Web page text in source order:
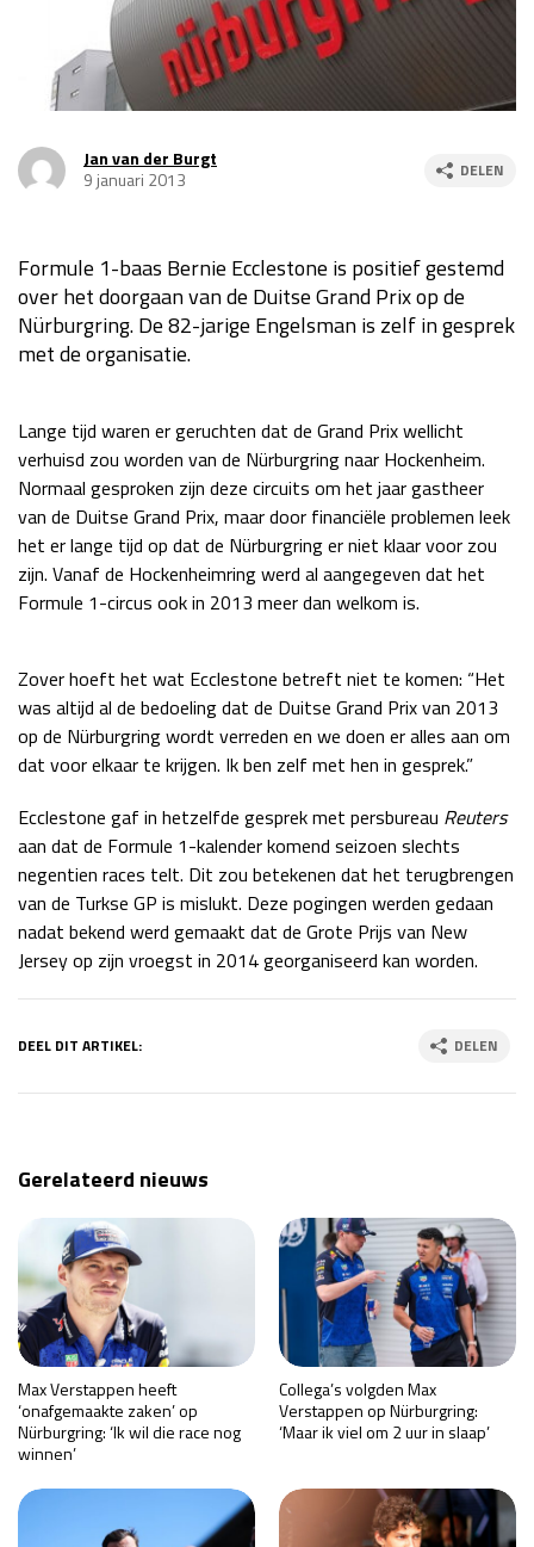
GP VERENIGDE STATEN 2026 23 - 25 okt
Race
zo 21:00 - 23:00
za 22:00 - 23:00
Race
zo 21:00 - 23:00
Kwalificatie
za 19:00 - 20:00
Race
LAS VEGAS GRAND PRIX 2026 20 - 22 nov
Kwalificatie
za 05:00 - 06:00
Kwalificatie
za 19:00 - 20:00
Race
zo 17:00 - 19:00
GP ABU DHABI 2026 04 - 06 dec
Kwalificatie
za 15:00 - 16:00
Race
zo 14:00 - 16:00
Jan van der Burgt
9 januari 2013
DELEN
Formule 1-baas Bernie Ecclestone is positief gestemd
over het doorgaan van de Duitse Grand Prix op de
Nürburgring. De 82-jarige Engelsman is zelf in gesprek
met de organisatie.
Lange tijd waren er geruchten dat de Grand Prix wellicht
verhuisd zou worden van de Nürburgring naar Hockenheim.
Normaal gesproken zijn deze circuits om het jaar gastheer
van de Duitse Grand Prix, maar door financiële problemen leek
het er lange tijd op dat de Nürburgring er niet klaar voor zou
zijn. Vanaf de Hockenheimring werd al aangegeven dat het
Formule 1-circus ook in 2013 meer dan welkom is.
Zover hoeft het wat Ecclestone betreft niet te komen: “Het
was altijd al de bedoeling dat de Duitse Grand Prix van 2013
op de Nürburgring wordt verreden en we doen er alles aan om
dat voor elkaar te krijgen. Ik ben zelf met hen in gesprek.”
Ecclestone gaf in hetzelfde gesprek met persbureau Reuters
aan dat de Formule 1-kalender komend seizoen slechts
negentien races telt. Dit zou betekenen dat het terugbrengen
van de Turkse GP is mislukt. Deze pogingen werden gedaan
nadat bekend werd gemaakt dat de Grote Prijs van New
Jersey op zijn vroegst in 2014 georganiseerd kan worden.
DEEL DIT ARTIKEL: DELEN
Gerelateerd nieuws
Max Verstappen heeft
‘onafgemaakte zaken’ op
Nürburgring: ‘Ik wil die race nog
winnen’
Collega’s volgden Max
Verstappen op Nürburgring:
‘Maar ik viel om 2 uur in slaap’